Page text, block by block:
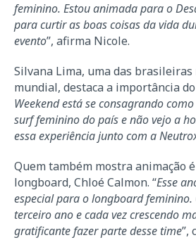
feminino. Estou animada para o
para curtir as boas coisas da vida
evento”, afirma Nicole.
Silvana Lima, uma das
mundial, destaca a importância do
Weekend está se consagrando
surf feminino do país e não vejo a
essa experiência junto com a
Quem também mostra animação
longboard, Chloé Calmon. “Esse
especial para o longboard
terceiro ano e cada vez crescendo
gratificante fazer parte desse time”,